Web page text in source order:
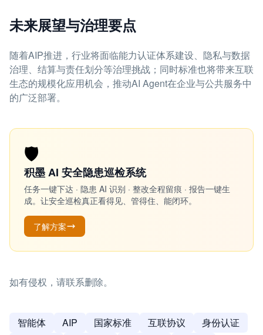
未来展望与治理要点
随着AIP推进，行业将面临能力认证体系建设、隐私与数据
治理、结算与责任划分等治理挑战；同时标准也将带来互联
生态的规模化应用机会，推动AI Agent在企业与公共服务中
的广泛部署。
🛡️
积墨 AI 安全隐患巡检系统
任务一键下达 · 隐患 AI 识别 · 整改全程留痕 · 报告一键生
成。让安全巡检真正看得见、管得住、能闭环。
了解方案
如有侵权，请联系删除。
智能体 AIP 国家标准 互联协议
身份认证